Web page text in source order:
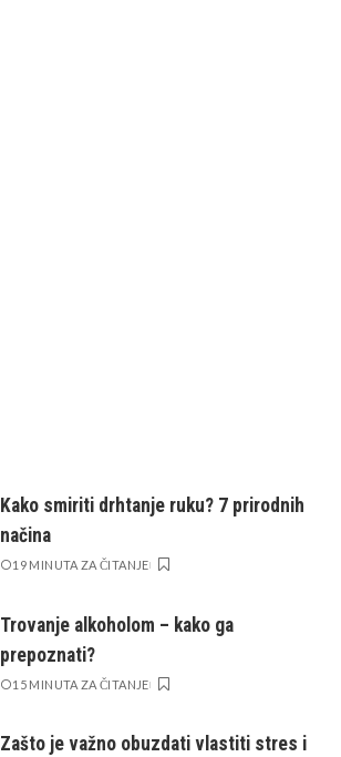
Kako smiriti drhtanje ruku? 7 prirodnih
načina
19 MINUTA ZA ČITANJE
Trovanje alkoholom – kako ga
prepoznati?
15 MINUTA ZA ČITANJE
Zašto je važno obuzdati vlastiti stres i